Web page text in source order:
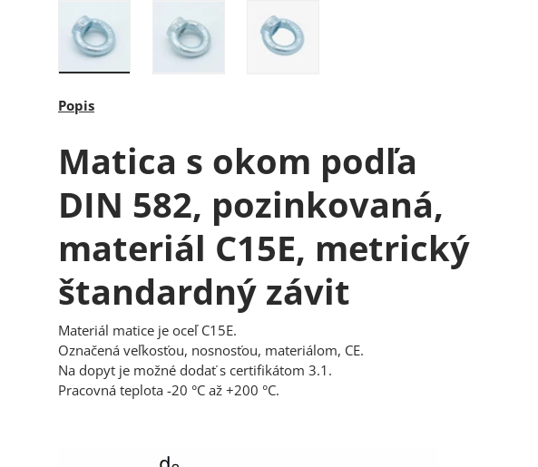
Popis
Matica s okom podľa
DIN 582, pozinkovaná,
materiál C15E, metrický
štandardný závit
Materiál matice je oceľ C15E.
Označená veľkosťou, nosnosťou, materiálom, CE.
Na dopyt je možné dodať s certifikátom 3.1.
Pracovná teplota -20 °C až +200 °C.